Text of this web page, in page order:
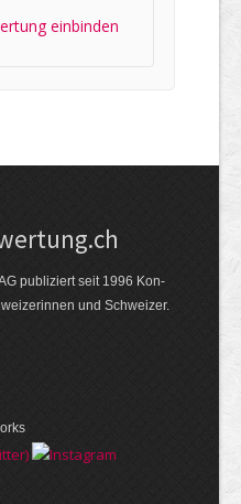
einbinden
publi­ziert seit 1996 Kon­
und Schweizer.